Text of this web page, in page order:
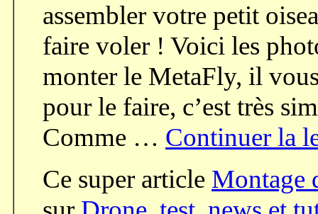
assembler votre petit
faire voler ! Voici les
monter le MetaFly, il
pour le faire, c’est très
Comme … Continuer la
Ce super article Montage